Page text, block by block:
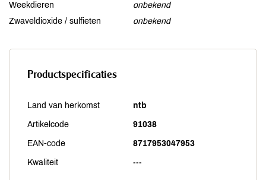
Weekdieren
onbekend
Zwaveldioxide / sulfieten
onbekend
Productspecificaties
Land van herkomst ntb
Artikelcode 91038
EAN-code 8717953047953
Kwaliteit ---